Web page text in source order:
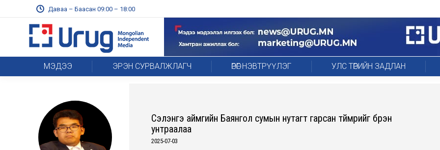
Даваа – Баасан 09:00 – 18:00
МЭДЭЭ ЭРЭН СУРВАЛЖЛАГЧ ӨРӨГ НЭВТРҮҮЛЭГ УЛС ТӨРИЙН ЗАДЛАН
Сэлэнгэ аймгийн Баянгол сумын нутагт гарсан түймрийг бүрэн
унтраалаа
2025-07-03